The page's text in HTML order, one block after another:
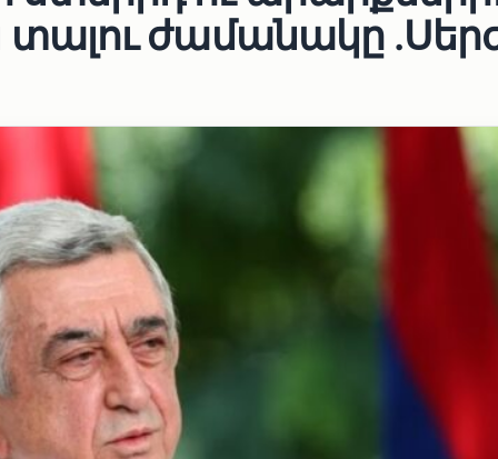
ժամանակը